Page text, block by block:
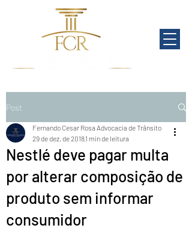
Post
Nestlé deve pagar multa
por alterar composição de
produto sem informar
consumidor
Fernando Cesar Rosa Advocacia de Trânsito
29 de dez. de 20181 min de leitura